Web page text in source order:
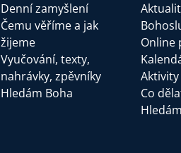
Denní zamyšlení
Čemu věříme a jak
žijeme
Vyučování, texty,
nahrávky, zpěvníky
Hledám Boha
Online
Co